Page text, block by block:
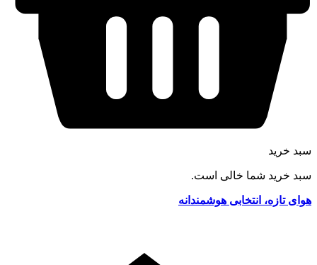
سبد خرید
سبد خرید شما خالی است.
هوای تازه، انتخابی هوشمندانه